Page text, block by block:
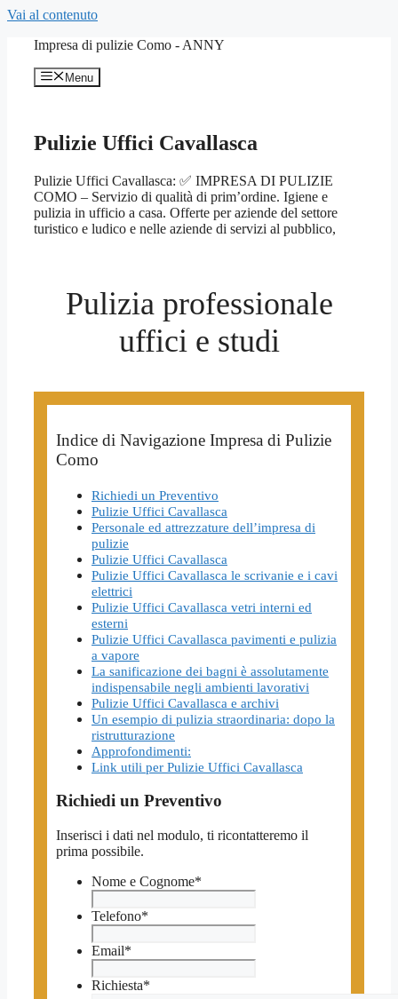
Vai al contenuto
Impresa di pulizie Como - ANNY
Menu
Pulizie Uffici Cavallasca
Pulizie Uffici Cavallasca: ✅ IMPRESA DI PULIZIE
COMO – Servizio di qualità di prim’ordine. Igiene e
pulizia in ufficio a casa. Offerte per aziende del settore
turistico e ludico e nelle aziende di servizi al pubblico,
Pulizia professionale
uffici e studi
Indice di Navigazione Impresa di Pulizie
Como
Richiedi un Preventivo
Pulizie Uffici Cavallasca
Personale ed attrezzature dell’impresa di
pulizie
Pulizie Uffici Cavallasca
Pulizie Uffici Cavallasca le scrivanie e i cavi
elettrici
Pulizie Uffici Cavallasca vetri interni ed
esterni
Pulizie Uffici Cavallasca pavimenti e pulizia
a vapore
La sanificazione dei bagni è assolutamente
indispensabile negli ambienti lavorativi
Pulizie Uffici Cavallasca e archivi
Un esempio di pulizia straordinaria: dopo la
ristrutturazione
Approfondimenti:
Link utili per Pulizie Uffici Cavallasca
Richiedi un Preventivo
Inserisci i dati nel modulo, ti ricontatteremo il
prima possibile.
Nome e Cognome*
Telefono*
Email*
Richiesta*